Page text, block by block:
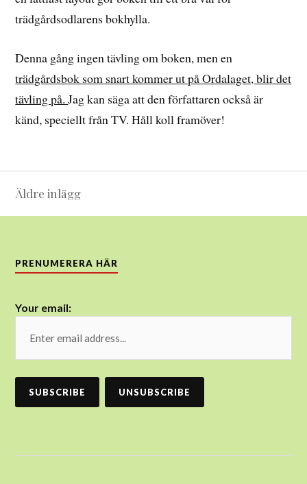
trädgårdsodlarens bokhylla.
Denna gång ingen tävling om boken, men en
trädgårdsbok som snart kommer ut på Ordalaget, blir det
tävling på.Jag kan säga att den författaren också är
känd, speciellt från TV. Håll koll framöver!
Inläggsnavigering
Äldre inlägg
PRENUMERERA HÄR
Your email: